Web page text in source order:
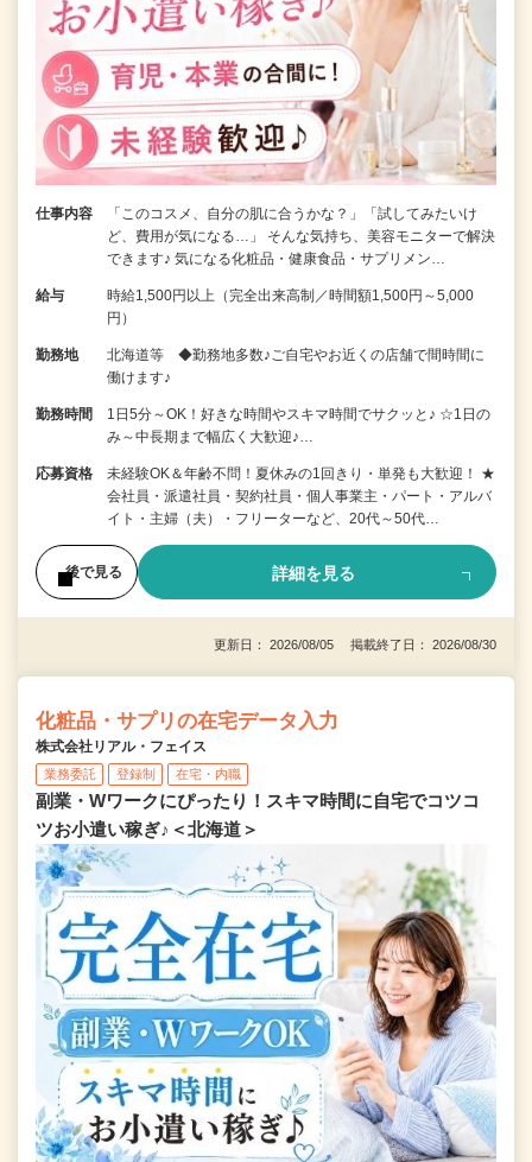
仕事内容
「このコスメ、自分の肌に合うかな？」「試してみたいけ
ど、費用が気になる…」 そんな気持ち、美容モニターで解決
できます♪ 気になる化粧品・健康食品・サプリメン…
給与
時給1,500円以上（完全出来高制／時間額1,500円～5,000
円）
勤務地
北海道等 ◆勤務地多数♪ご自宅やお近くの店舗で間時間に
働けます♪
勤務時間
1日5分～OK！好きな時間やスキマ時間でサクッと♪ ☆1日の
み～中長期まで幅広く大歓迎♪…
応募資格
未経験OK＆年齢不問！夏休みの1回きり・単発も大歓迎！ ★
会社員・派遣社員・契約社員・個人事業主・パート・アルバ
イト・主婦（夫）・フリーターなど、20代～50代…
後で見る 詳細を見る
更新日： 2026/08/05 掲載終了日： 2026/08/30
化粧品・サプリの在宅データ入力
株式会社リアル・フェイス
業務委託 登録制 在宅・内職
副業・Wワークにぴったり！スキマ時間に自宅でコツコ
ツお小遣い稼ぎ♪＜北海道＞